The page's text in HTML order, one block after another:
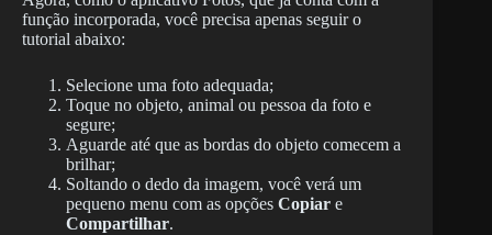
função incorporada, você precisa apenas seguir o
tutorial abaixo:
Selecione uma foto adequada;
Toque no objeto, animal ou pessoa da foto e
segure;
Aguarde até que as bordas do objeto comecem a
brilhar;
Soltando o dedo da imagem, você verá um
pequeno menu com as opções Copiar e
Compartilhar.